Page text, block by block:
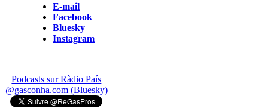
E-mail
Facebook
Bluesky
Instagram
Podcasts sur Ràdio País
@gasconha.com (Bluesky)